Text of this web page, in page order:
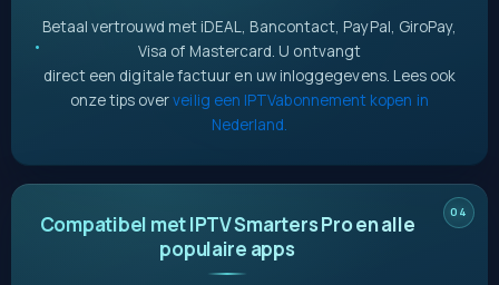
Betaal vertrouwd met iDEAL, Bancontact, PayPal, GiroPay,
Visa of Mastercard. U ontvangt
direct een digitale factuur en uw inloggegevens. Lees ook
onze tips overveilig een IPTVabonnement kopen in
Nederland.
Compatibel met IPTV Smarters Pro en alle
populaire apps